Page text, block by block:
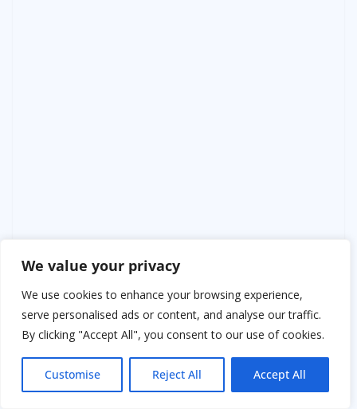
We value your privacy
We use cookies to enhance your browsing experience,
serve personalised ads or content, and analyse our traffic.
By clicking "Accept All", you consent to our use of cookies.
Customise Reject All Accept All
серёжки, на которые она смотрела в витрине. Она
стесняется просить».
«Денис, если в 37 — своди её на море. Она любит
запах соли. А ты любишь, как она смеётся на волнах».
«Денис, если в 40 — прости меня за те три года. Я
знаю, как тебе было тяжело. Ты лучший сын. И
лучший муж».